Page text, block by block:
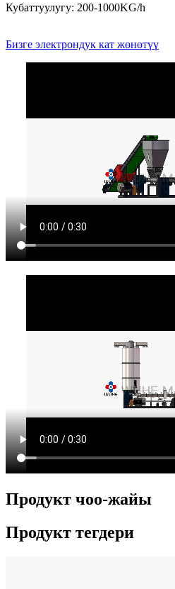
Кубаттуулугу: 200-1000KG/h
Бизге электрондук кат жөнөтүү
Продукт чоо-жайы
Продукт тегдери